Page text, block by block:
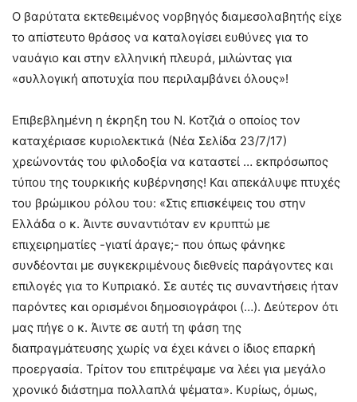
Ο βαρύτατα εκτεθειμένος νορβηγός διαμεσολαβητής είχε
το απίστευτο θράσος να καταλογίσει ευθύνες για το
ναυάγιο και στην ελληνική πλευρά, μιλώντας για
«συλλογική αποτυχία που περιλαμβάνει όλους»!
Επιβεβλημένη η έκρηξη του Ν. Κοτζιά ο οποίος τον
καταχέριασε κυριολεκτικά (Νέα Σελίδα 23/7/17)
χρεώνοντάς του φιλοδοξία να καταστεί … εκπρόσωπος
τύπου της τουρκικής κυβέρνησης! Και απεκάλυψε πτυχές
του βρώμικου ρόλου του: «Στις επισκέψεις του στην
Ελλάδα ο κ. Άιντε συναντιόταν εν κρυπτώ με
επιχειρηματίες -γιατί άραγε;- που όπως φάνηκε
συνδέονται με συγκεκριμένους διεθνείς παράγοντες και
επιλογές για το Κυπριακό. Σε αυτές τις συναντήσεις ήταν
παρόντες και ορισμένοι δημοσιογράφοι (…). Δεύτερον ότι
μας πήγε ο κ. Άιντε σε αυτή τη φάση της
διαπραγμάτευσης χωρίς να έχει κάνει ο ίδιος επαρκή
προεργασία. Τρίτον του επιτρέψαμε να λέει για μεγάλο
χρονικό διάστημα πολλαπλά ψέματα». Κυρίως, όμως,